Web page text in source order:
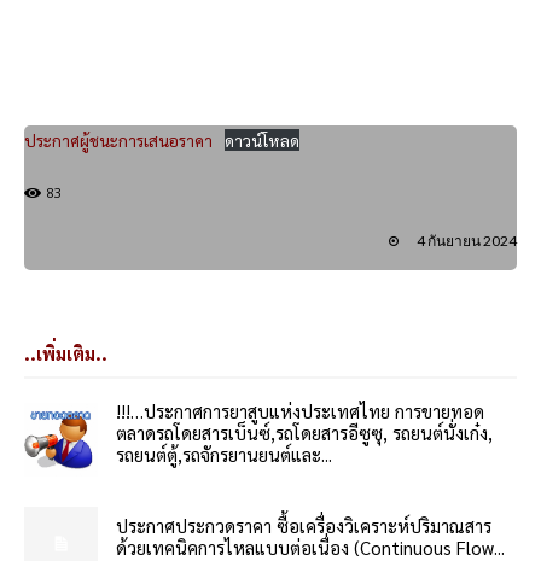
ประกาศผู้ชนะการเสนอราคา ดาวน์โหลด
83
4 กันยายน 2024
..เพิ่มเติม..
!!!…ประกาศการยาสูบแห่งประเทศไทย การขายทอด
ตลาดรถโดยสารเบ็นซ์,รถโดยสารอีซูซุ, รถยนต์นั่งเก๋ง,
รถยนต์ตู้,รถจักรยานยนต์และ...
ประกาศประกวดราคา ซื้อเครื่องวิเคราะห์ปริมาณสาร
ด้วยเทคนิคการไหลแบบต่อเนื่อง (Continuous Flow...